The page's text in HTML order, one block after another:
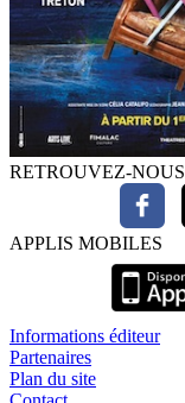
RETROUVEZ-NOUS
APPLIS MOBILES
Informations éditeur
Partenaires
Plan du site